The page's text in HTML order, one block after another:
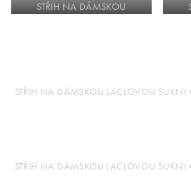
STŘIH NA DÁMSKOU
STŘIH NA DÁMSKOU LACLOVOU SUKNI
STŘIH NA DÁMSKOU LACLOVOU SUKNI